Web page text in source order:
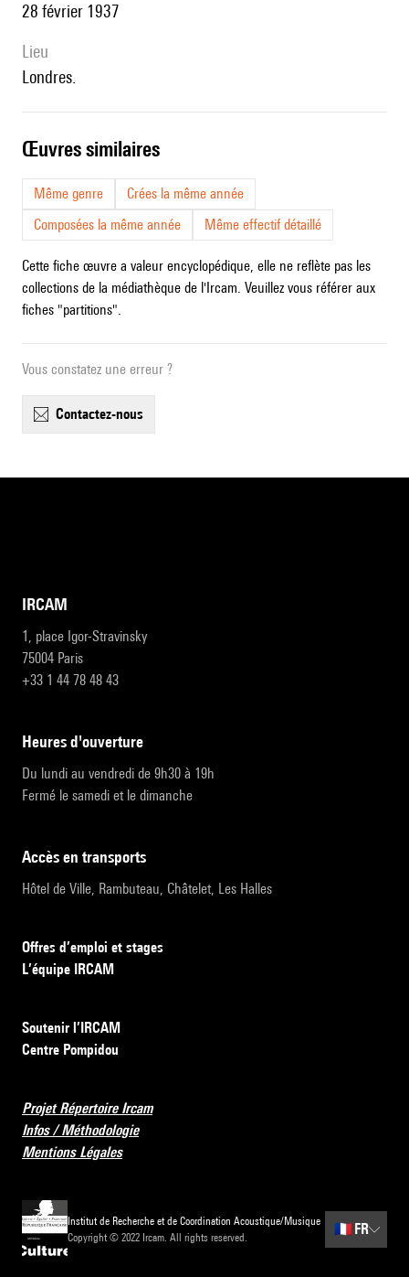
28 février 1937
lieu
Londres.
œuvres similaires
Même genre
Crées la même année
Composées la même année
Même effectif détaillé
Cette fiche œuvre a valeur encyclopédique, elle ne reflète pas les
collections de la médiathèque de l'Ircam. Veuillez vous référer aux
fiches "partitions".
Vous constatez une erreur ?
contactez-nous
IRCAM
1, place Igor-Stravinsky
75004 Paris
+33 1 44 78 48 43
heures d'ouverture
Du lundi au vendredi de 9h30 à 19h
Fermé le samedi et le dimanche
accès en transports
Hôtel de Ville, Rambuteau, Châtelet, Les Halles
Offres d’emploi et stages
L’équipe IRCAM
Soutenir l’IRCAM
Centre Pompidou
Projet Répertoire Ircam
Infos / Méthodologie
Mentions Légales
Institut de Recherche et de Coordination Acoustique/Musique
Copyright © 2022 Ircam. All rights reserved.
🇫🇷 FR